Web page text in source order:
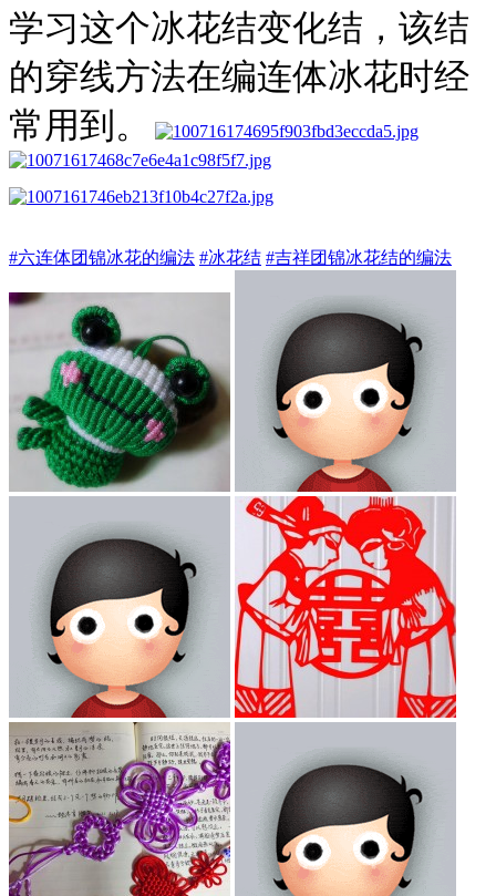
学习这个冰花结变化结，该结
的穿线方法在编连体冰花时经
常用到。
#六连体团锦冰花的编法 #冰花结 #吉祥团锦冰花结的编法